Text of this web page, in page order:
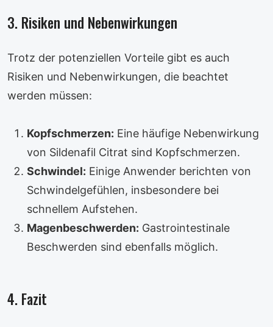
3. Risiken und Nebenwirkungen
Trotz der potenziellen Vorteile gibt es auch
Risiken und Nebenwirkungen, die beachtet
werden müssen:
Kopfschmerzen: Eine häufige Nebenwirkung
von Sildenafil Citrat sind Kopfschmerzen.
Schwindel: Einige Anwender berichten von
Schwindelgefühlen, insbesondere bei
schnellem Aufstehen.
Magenbeschwerden: Gastrointestinale
Beschwerden sind ebenfalls möglich.
4. Fazit